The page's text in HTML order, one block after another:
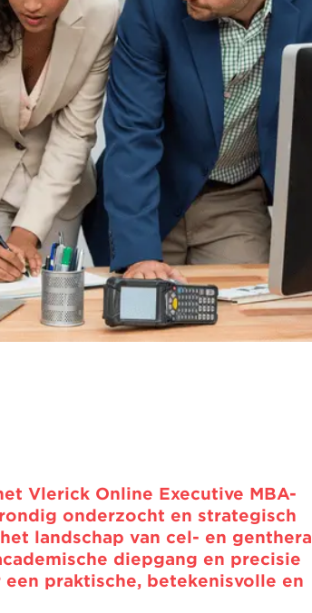
Vlerick Online Executive MBA-
onderzocht en strategisch
landschap van cel- en
diepgang en precisie
praktische, betekenisvolle en